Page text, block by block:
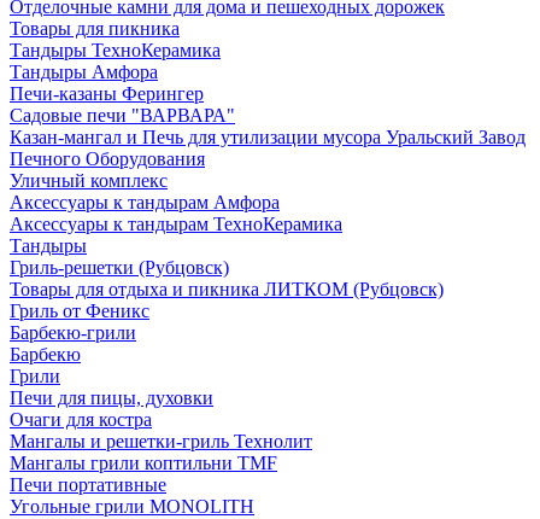
Отделочные камни для дома и пешеходных дорожек
Товары для пикника
Тандыры ТехноКерамика
Тандыры Амфора
Печи-казаны Ферингер
Садовые печи "ВАРВАРА"
Казан-мангал и Печь для утилизации мусора Уральский Завод
Печного Оборудования
Уличный комплекс
Аксессуары к тандырам Амфора
Аксессуары к тандырам ТехноКерамика
Тандыры
Гриль-решетки (Рубцовск)
Товары для отдыха и пикника ЛИТКОМ (Рубцовск)
Гриль от Феникс
Барбекю-грили
Барбекю
Грили
Печи для пицы, духовки
Очаги для костра
Мангалы и решетки-гриль Технолит
Мангалы грили коптильни TMF
Печи портативные
Угольные грили MONOLITH